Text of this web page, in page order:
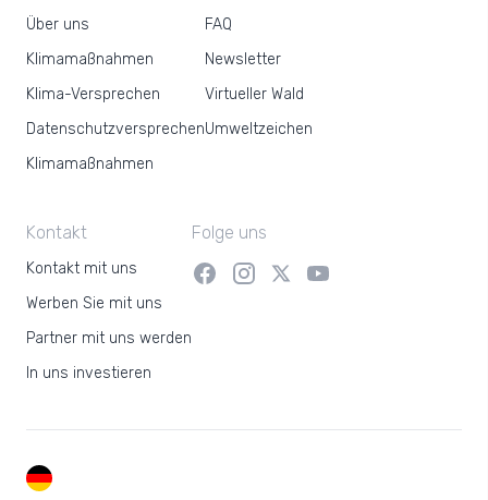
Über uns
Klimamaßnahmen
Klima-Versprechen
Datenschutzversprechen
Klimamaßnahmen
FAQ
Newsletter
Virtueller Wald
Umweltzeichen
Kontakt
Kontakt mit uns
Werben Sie mit uns
Partner mit uns werden
In uns investieren
Folge uns